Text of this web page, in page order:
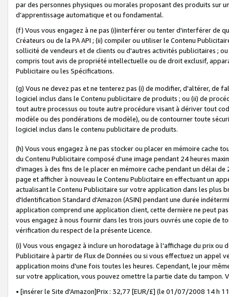
par des personnes physiques ou morales proposant des produits sur
d’apprentissage automatique et ou fondamental.
(f) Vous vous engagez à ne pas (i)interférer ou tenter d'interférer de
Créateurs ou de la PA API ; (ii) compiler ou utiliser le Contenu
sollicité de vendeurs et de clients ou d'autres activités publicitaires ;
compris tout avis de propriété intellectuelle ou de droit exclusif,
Publicitaire ou les Spécifications.
(g) Vous ne devez pas et ne tenterez pas (i) de modifier, d'altérer, de
logiciel inclus dans le Contenu publicitaire de produits ; ou (ii) de
tout autre processus ou toute autre procédure visant à dériver tout
modèle ou des pondérations de modèle), ou de contourner toute
logiciel inclus dans le contenu publicitaire de produits.
(h) Vous vous engagez à ne pas stocker ou placer en mémoire cache
du Contenu Publicitaire composé d'une image pendant 24 heures
d'images à des fins de le placer en mémoire cache pendant un délai
page et afficher à nouveau le Contenu Publicitaire en effectuant un
actualisant le Contenu Publicitaire sur votre application dans les plus
d'Identification Standard d'Amazon (ASIN) pendant une durée
application comprend une application client, cette dernière ne peut
vous engagez à nous fournir dans les trois jours ouvrés une copie de
vérification du respect de la présente Licence.
(i) Vous vous engagez à inclure un horodatage à l'affichage du prix
Publicitaire à partir de Flux de Données ou si vous effectuez un appel
application moins d'une fois toutes les heures. Cependant, le jour
sur votre application, vous pouvez omettre la partie date du tampon.
• [insérer le Site d'Amazon]Prix : 32,77 [EUR/£] (le 01/07/2008 14 h